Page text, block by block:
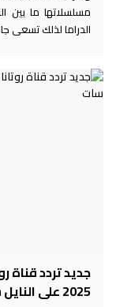
مسلسلاتها ما بين
الدراما لذلك تسعى
جديد تردد قناة
2025 على النايل سات